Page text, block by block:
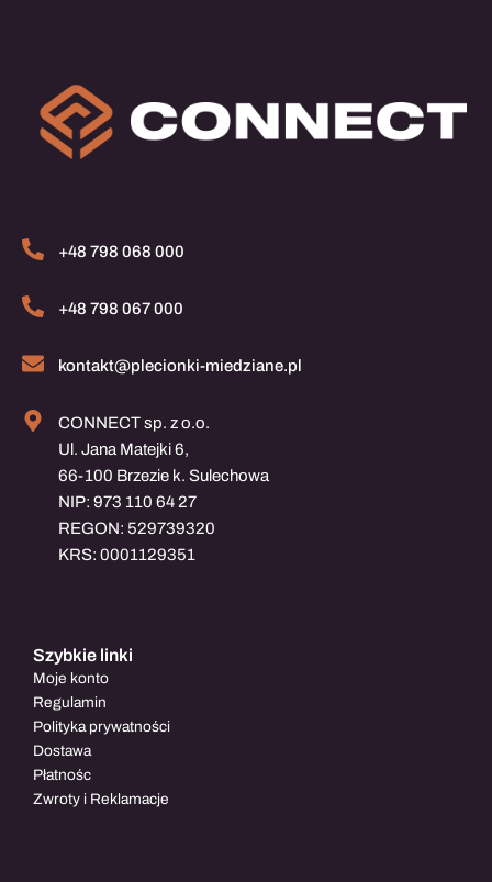
+48 798 068 000
+48 798 067 000
kontakt@plecionki-miedziane.pl
CONNECT sp. z o.o.
Ul. Jana Matejki 6,
66-100 Brzezie k. Sulechowa
NIP: 973 110 64 27
REGON: 529739320
KRS: 0001129351
Szybkie linki
Moje konto
Regulamin
Polityka prywatności
Dostawa
Płatnośc
Zwroty i Reklamacje